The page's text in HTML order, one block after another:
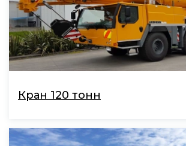
Кран 120 тонн